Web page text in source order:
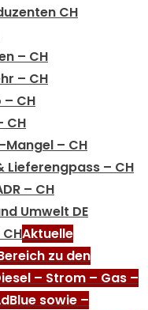
CH
– CH
– CH
CH
CH
– CH
Lieferengpass – CH
– CH
Umwelt DE
Aktuelle
zu den
– Strom – Gas –
sowie –